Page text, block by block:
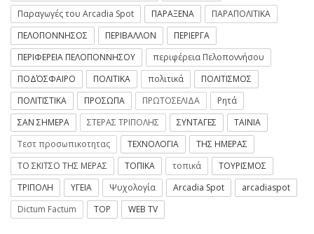
Παραγωγές του Arcadia Spot
ΠΑΡΑΞΕΝΑ
ΠΑΡΑΠΟΛΙΤΙΚΑ
ΠΕΛΟΠΟΝΝΗΣΟΣ
ΠΕΡΙΒΑΛΛΟΝ
ΠΕΡΙΕΡΓΑ
ΠΕΡΙΦΕΡΕΙΑ ΠΕΛΟΠΟΝΝΗΣΟΥ
περιφέρεια Πελοποννήσου
ΠΟΔΌΣΦΑΙΡΟ
ΠΟΛΙΤΙΚΑ πολιτικά
ΠΟΛΙΤΙΣΜΟΣ
ΠΟΛΙΤΙΣΤΙΚΑ
ΠΡΟΣΩΠΑ ΠΡΩΤΟΣΕΛΙΔΑ
Ρητά
ΣΑΝ ΣΗΜΕΡΑ
ΣΤΕΡΑΣ ΤΡΙΠΟΛΗΣ ΣΥΝΤΑΓΕΣ
ΤΑΙΝΙΑ
Τεστ προσωπικοτητας
ΤΕΧΝΟΛΟΓΙΑ
ΤΗΣ ΗΜΕΡΑΣ
ΤΟ ΣΚΙΤΣΟ ΤΗΣ ΜΕΡΑΣ
ΤΟΠΙΚΑ τοπικά
ΤΟΥΡΙΣΜΟΣ
ΤΡΙΠΟΛΗ
ΥΓΕΙΑ Ψυχολογία Arcadia Spot
arcadiaspot
Dictum Factum
TOP WEB TV